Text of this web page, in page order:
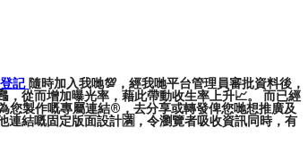
記 隨時加入我哋💯，經我哋平台管理員審批資料後，
從而增加曝光率，藉此帶動收生率上升📈。 而已經
您製作嘅專屬連結®️，去分享或轉發俾您哋想推廣及
結嘅固定版面設計🈵，令瀏覽者吸收資訊同時，有